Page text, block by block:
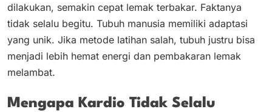
dilakukan, semakin cepat lemak terbakar. Faktanya
tidak selalu begitu. Tubuh manusia memiliki adaptasi
yang unik. Jika metode latihan salah, tubuh justru bisa
menjadi lebih hemat energi dan pembakaran lemak
melambat.
Mengapa Kardio Tidak Selalu